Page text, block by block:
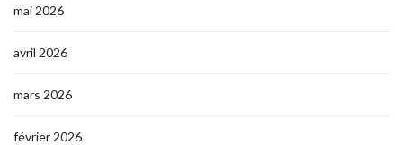
mai 2026
avril 2026
mars 2026
février 2026